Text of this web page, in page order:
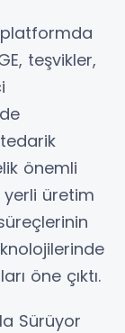
platformda
teşvikler,
önemli
yerli üretim
öne çıktı.
Sürüyor